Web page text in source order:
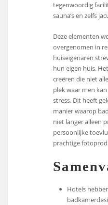
tegenwoordig
sauna’s en zelfs
Deze elementen
overgenomen in
huiseigenaren
hun eigen huis.
creëren die niet
plek waar men
stress. Dit heeft
manier waarop
niet langer alleen
persoonlijke
prachtige
Hotels